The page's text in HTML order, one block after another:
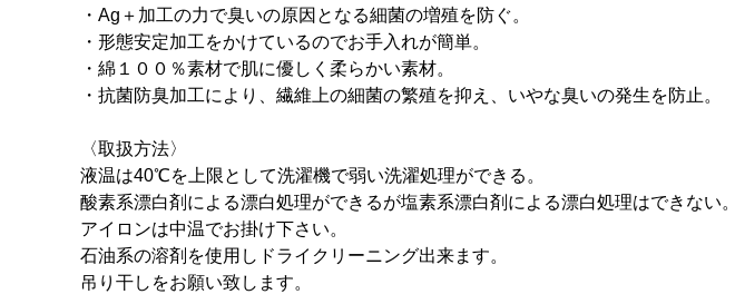
・Ag＋加工の力で臭いの原因となる細菌の増殖を防ぐ。
・形態安定加工をかけているのでお手入れが簡単。
・綿１００％素材で肌に優しく柔らかい素材。
・抗菌防臭加工により、繊維上の細菌の繁殖を抑え、いやな臭いの発生を防止。
〈取扱方法〉
液温は40℃を上限として洗濯機で弱い洗濯処理ができる。
酸素系漂白剤による漂白処理ができるが塩素系漂白剤による漂白処理はできない。
アイロンは中温でお掛け下さい。
石油系の溶剤を使用しドライクリーニング出来ます。
吊り干しをお願い致します。